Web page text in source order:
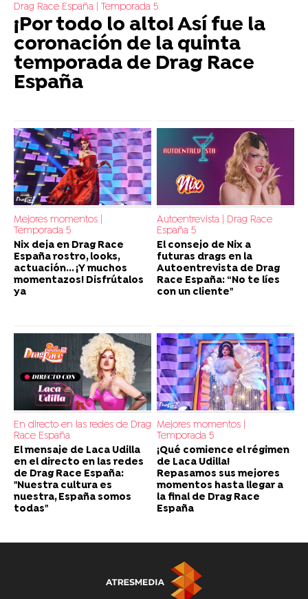
Drag Race España | Temporada 5
¡Por todo lo alto! Así fue la
coronación de la quinta
temporada de Drag Race
España
Mejores momentos |
Temporada 5
Nix deja en Drag Race
España rostro, looks,
actuación... ¡Y muchos
momentazos! Disfrútalos
ya
Autoentrevista | Drag Race
España 5
El consejo de Nix a
futuras drags en la
Autoentrevista de Drag
Race España: “No te líes
con un cliente"
En directo en las redes de Drag
Race España
El mensaje de Laca Udilla
en el directo en las redes
de Drag Race España:
"Nuestra cultura es
nuestra, España somos
todas"
Mejores momentos |
Temporada 5
¡Qué comience el régimen
de Laca Udilla!
Repasamos sus mejores
momentos hasta llegar a
la final de Drag Race
España